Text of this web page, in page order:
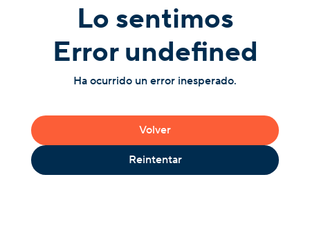
Lo sentimos
Error undefined
Ha ocurrido un error inesperado.
Volver
Reintentar